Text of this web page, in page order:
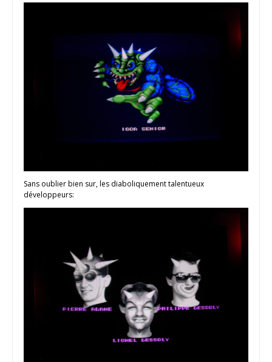
Sans oublier bien sur, les diaboliquement talentueux
développeurs: